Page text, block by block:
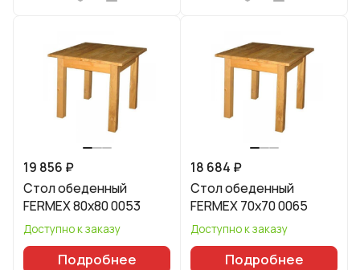
19 856 ₽
Стол обеденный
FERMEX 80x80 0053
Доступно к заказу
Подробнее
18 684 ₽
Стол обеденный
FERMEX 70x70 0065
Доступно к заказу
Подробнее